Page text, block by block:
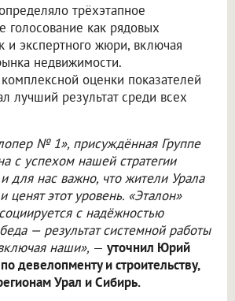
трёхэтапное
голосование как рядовых
и экспертного жюри, включая
недвижимости.
оценки показателей
лучший результат среди всех
№ 1», присуждённая Группе
с успехом нашей стратегии
для нас важно, что жители Урала
ценят этот уровень. «Эталон»
с надёжностью
— результат системной работы
наши», — уточнил Юрий
девелопменту и строительству,
Урал и Сибирь.